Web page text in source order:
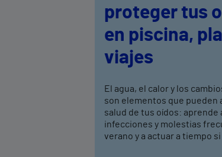
proteger tus
en piscina,
viajes
El agua, el calor y los
son elementos que pueden
salud de tus oídos: aprende
infecciones y molestias
verano y a actuar a tiempo si